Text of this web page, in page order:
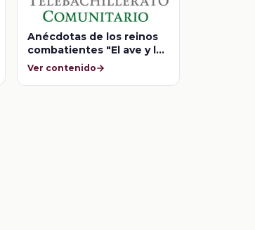
Anécdotas de los reinos
combatientes "El ave y la
almeja"
Ver contenido